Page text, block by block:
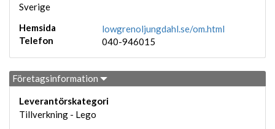
Sverige
Hemsida
lowgrenoljungdahl.se/om.html
Telefon
040-946015
Företagsinformation
Leverantörskategori
Tillverkning - Lego